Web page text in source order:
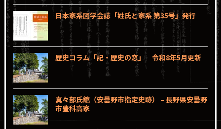
日本家系図学会誌「姓氏と家系 第35号」発行
歴史コラム「記・歴史の窓」 令和8年5月更新
真々部氏館（安曇野市指定史跡） – 長野県安曇野
市豊科高家